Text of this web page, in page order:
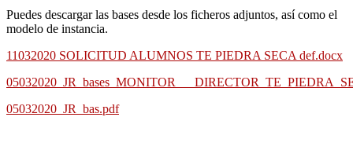
Puedes descargar las bases desde los ficheros adjuntos, así como el
modelo de instancia.
11032020 SOLICITUD ALUMNOS TE PIEDRA SECA def.docx
05032020_JR_bas.pdf